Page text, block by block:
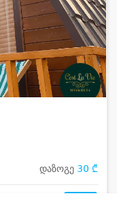
დაზოგე 30 ₾